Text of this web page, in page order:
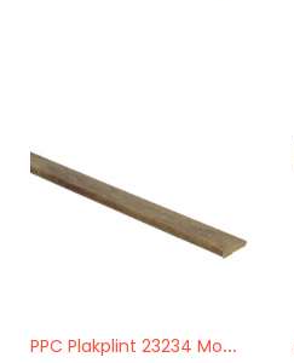
P
PC Plakplint 23234 Mountain oak nature